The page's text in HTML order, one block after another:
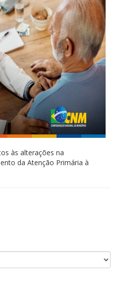
às alterações na
da Atenção Primária à